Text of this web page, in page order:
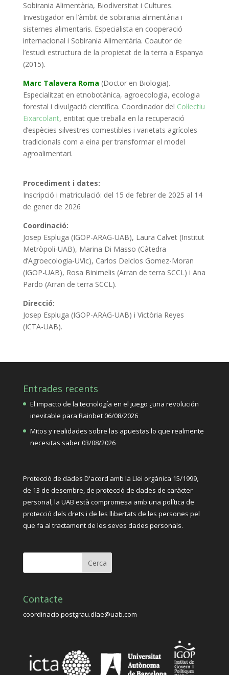
Sobirania Alimentària, Biodiversitat i Cultures.
Investigador en l’àmbit de sobirania alimentària i
sistemes alimentaris. Especialista en cooperació
internacional i Sobirania Alimentària. Coautor de
l’estudi estructura de la propietat de la terra a Espanya
(2015).
Marc Talavera Roma (Doctor en Biologia).
Especialitzat en etnobotànica, agroecologia, ecologia
forestal i divulgació científica. Coordinador del Col·lectiu
Eixarcolant, entitat que treballa en la recuperació
d’espècies silvestres comestibles i varietats agrícoles
tradicionals com a eina per transformar el model
agroalimentari.
Procediment i dates:
Inscripció i matriculació: del 15 de febrer de 2025 al 14
de gener de 2026
Coordinació:
Josep Espluga (IGOP-ARAG-UAB), Laura Calvet (Institut
Metròpoli-UAB), Marina Di Masso (Càtedra
d’Agroecologia-UVic), Carlos Delclos Gomez-Moran
(IGOP-UAB), Rosa Binimelis (Arran de terra SCCL) i Ana
Pardo (Arran de terra SCCL).
Direcció:
Josep Espluga (IGOP-ARAG-UAB) i Victòria Reyes
(ICTA-UAB).
Entrades recents
El impacto de la tecnología en el juego ¿una revolución
inevitable para Rainbet06/08/2026
Mitos y realidades sobre las apuestas lo que realmente
necesitas saber03/08/2026
Protecció de dades D'acord amb la Llei orgànica 15/1999,
de 13 de desembre, de protecció de dades de caràcter
personal, la UAB està compromesa amb una política de
protecció dels drets i de les llibertats de les persones pel
que fa al tractament de les seves dades personals.
Contacte
coordinacio.postgrau.dlae@uab.com